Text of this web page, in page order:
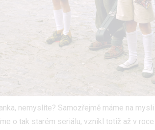
nemyslíte? Samozřejmě máme na mysli
o tak starém seriálu, vznikl totiž až v